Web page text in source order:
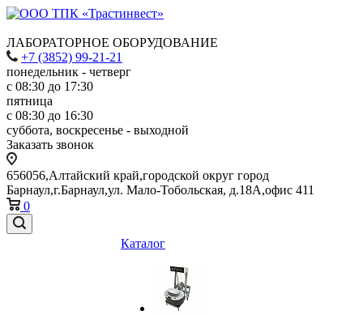
ЛАБОРАТОРНОЕ ОБОРУДОВАНИЕ
+7 (3852) 99-21-21
понедельник - четверг
с 08:30 до 17:30
пятница
с 08:30 до 16:30
суббота, воскресенье - выходной
Заказать звонок
656056,Алтайский край,городской округ город
Барнаул,г.Барнаул,ул. Мало-Тобольская, д.18А,офис 411
0
Каталог